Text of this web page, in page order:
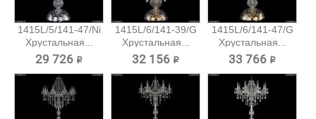
1415L/5/141-47/Ni
Хрустальная...
29 726 ₽
1415L/6/141-39/G
Хрустальная...
32 156 ₽
1415L/6/141-47/G
Хрустальная...
33 766 ₽